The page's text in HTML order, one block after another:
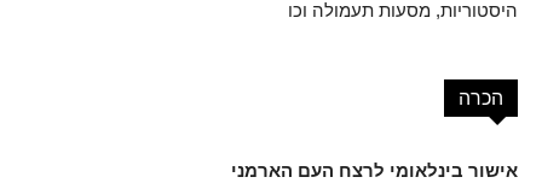
היסטוריות, מסעות תעמולה וכו
הכרה
אישור בינלאומי לרצח העם הארמני